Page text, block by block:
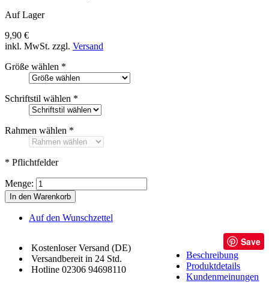
Auf Lager
9,90 €
inkl. MwSt. zzgl. Versand
Größe wählen *
Schriftstil wählen *
Rahmen wählen *
* Pflichtfelder
Menge:
In den Warenkorb
Auf den Wunschzettel
Kostenloser Versand (DE)
Versandbereit in 24 Std.
Hotline 02306 94698110
Save
Beschreibung
Produktdetails
Kundenmeinungen